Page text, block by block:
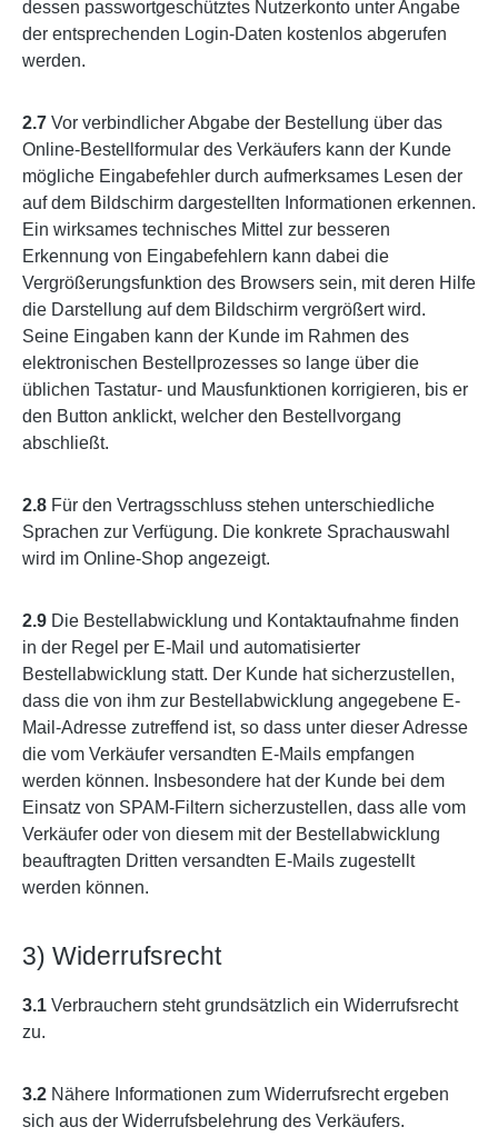
dessen passwortgeschütztes Nutzerkonto unter Angabe
der entsprechenden Login-Daten kostenlos abgerufen
werden.
2.7 Vor verbindlicher Abgabe der Bestellung über das
Online-Bestellformular des Verkäufers kann der Kunde
mögliche Eingabefehler durch aufmerksames Lesen der
auf dem Bildschirm dargestellten Informationen erkennen.
Ein wirksames technisches Mittel zur besseren
Erkennung von Eingabefehlern kann dabei die
Vergrößerungsfunktion des Browsers sein, mit deren Hilfe
die Darstellung auf dem Bildschirm vergrößert wird.
Seine Eingaben kann der Kunde im Rahmen des
elektronischen Bestellprozesses so lange über die
üblichen Tastatur- und Mausfunktionen korrigieren, bis er
den Button anklickt, welcher den Bestellvorgang
abschließt.
2.8 Für den Vertragsschluss stehen unterschiedliche
Sprachen zur Verfügung. Die konkrete Sprachauswahl
wird im Online-Shop angezeigt.
2.9 Die Bestellabwicklung und Kontaktaufnahme finden
in der Regel per E-Mail und automatisierter
Bestellabwicklung statt. Der Kunde hat sicherzustellen,
dass die von ihm zur Bestellabwicklung angegebene E-
Mail-Adresse zutreffend ist, so dass unter dieser Adresse
die vom Verkäufer versandten E-Mails empfangen
werden können. Insbesondere hat der Kunde bei dem
Einsatz von SPAM-Filtern sicherzustellen, dass alle vom
Verkäufer oder von diesem mit der Bestellabwicklung
beauftragten Dritten versandten E-Mails zugestellt
werden können.
3) Widerrufsrecht
3.1 Verbrauchern steht grundsätzlich ein Widerrufsrecht
zu.
3.2 Nähere Informationen zum Widerrufsrecht ergeben
sich aus der Widerrufsbelehrung des Verkäufers.